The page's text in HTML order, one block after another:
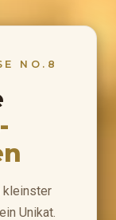
NO.8
kleinster
Unikat.